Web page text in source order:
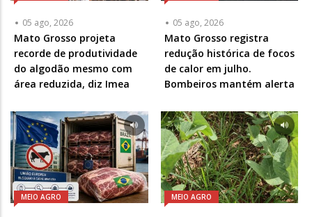
05 ago, 2026
Mato Grosso projeta
recorde de produtividade
do algodão mesmo com
área reduzida, diz Imea
05 ago, 2026
Mato Grosso registra
redução histórica de focos
de calor em julho.
Bombeiros mantém alerta
MEIO AGRO MEIO AGRO